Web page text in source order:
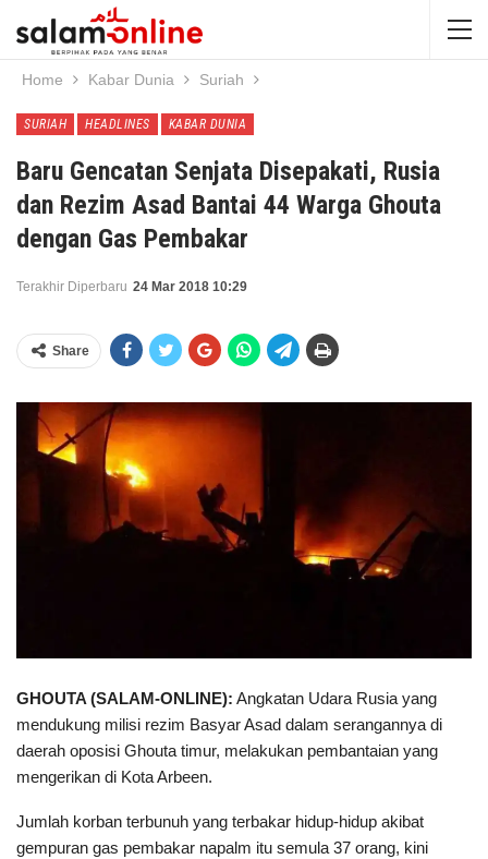
Home Kabar Dunia Suriah
SURIAH HEADLINES KABAR DUNIA
Baru Gencatan Senjata Disepakati, Rusia
dan Rezim Asad Bantai 44 Warga Ghouta
dengan Gas Pembakar
Terakhir Diperbaru 24 Mar 2018 10:29
Share
GHOUTA (SALAM-ONLINE): Angkatan Udara Rusia yang
mendukung milisi rezim Basyar Asad dalam serangannya di
daerah oposisi Ghouta timur, melakukan pembantaian yang
mengerikan di Kota Arbeen.
Jumlah korban terbunuh yang terbakar hidup-hidup akibat
gempuran gas pembakar napalm itu semula 37 orang, kini